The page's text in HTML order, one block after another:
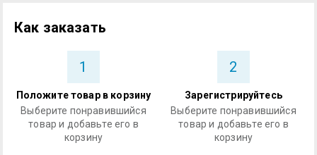
Как заказать
1
Положите товар в корзину
Выберите понравившийся
товар и добавьте его в
корзину
2
Зарегистрируйтесь
Выберите понравившийся
товар и добавьте его в
корзину